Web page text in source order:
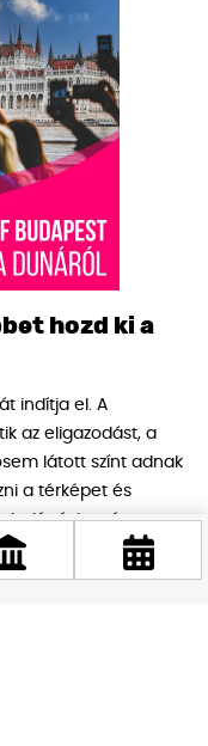
hozd ki a
indítja el. A
az eligazodást, a
látott színt adnak
a térképet és
belépéshez és a
Sziget nem csupán